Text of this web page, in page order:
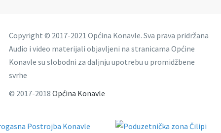
Copyright © 2017-2021 Općina Konavle. Sva prava pridržana
Audio i video materijali objavljeni na stranicama Općine
Konavle su slobodni za daljnju upotrebu u promidžbene
svrhe
© 2017-2018 Općina Konavle